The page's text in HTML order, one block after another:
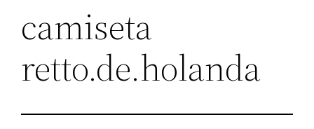
camiseta
retto.de.holanda